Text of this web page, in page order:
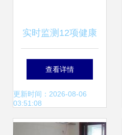
实时监测12项健康
指标 欧美家庭健康
产品的火爆与未来
趋势
查看详情
更新时间：2026-08-06
03:51:08